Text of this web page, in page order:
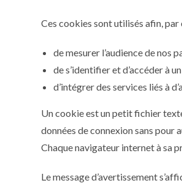
Ces cookies sont utilisés afin, par
de mesurer l’audience de nos
de s’identifier et d’accéder à
d’intégrer des services liés à
Un cookie est un petit fichier
données de connexion sans pour
Chaque navigateur internet à sa
Le message d’avertissement